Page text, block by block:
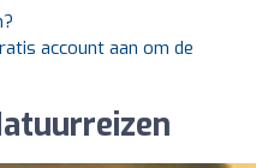
account aan om de